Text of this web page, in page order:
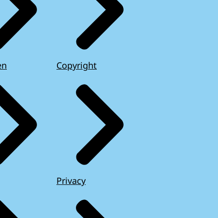
Copyright
Privacy